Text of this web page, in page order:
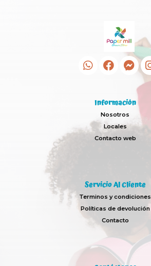
Información
Nosotros
Locales
Contacto web
Servicio Al Cliente
Terminos y condiciones
Políticas de devolución
Contacto